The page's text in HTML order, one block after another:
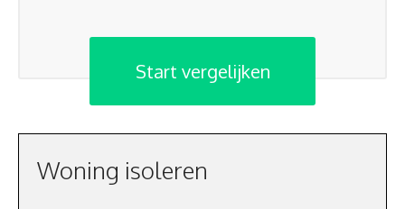
Start vergelijken
Woning isoleren